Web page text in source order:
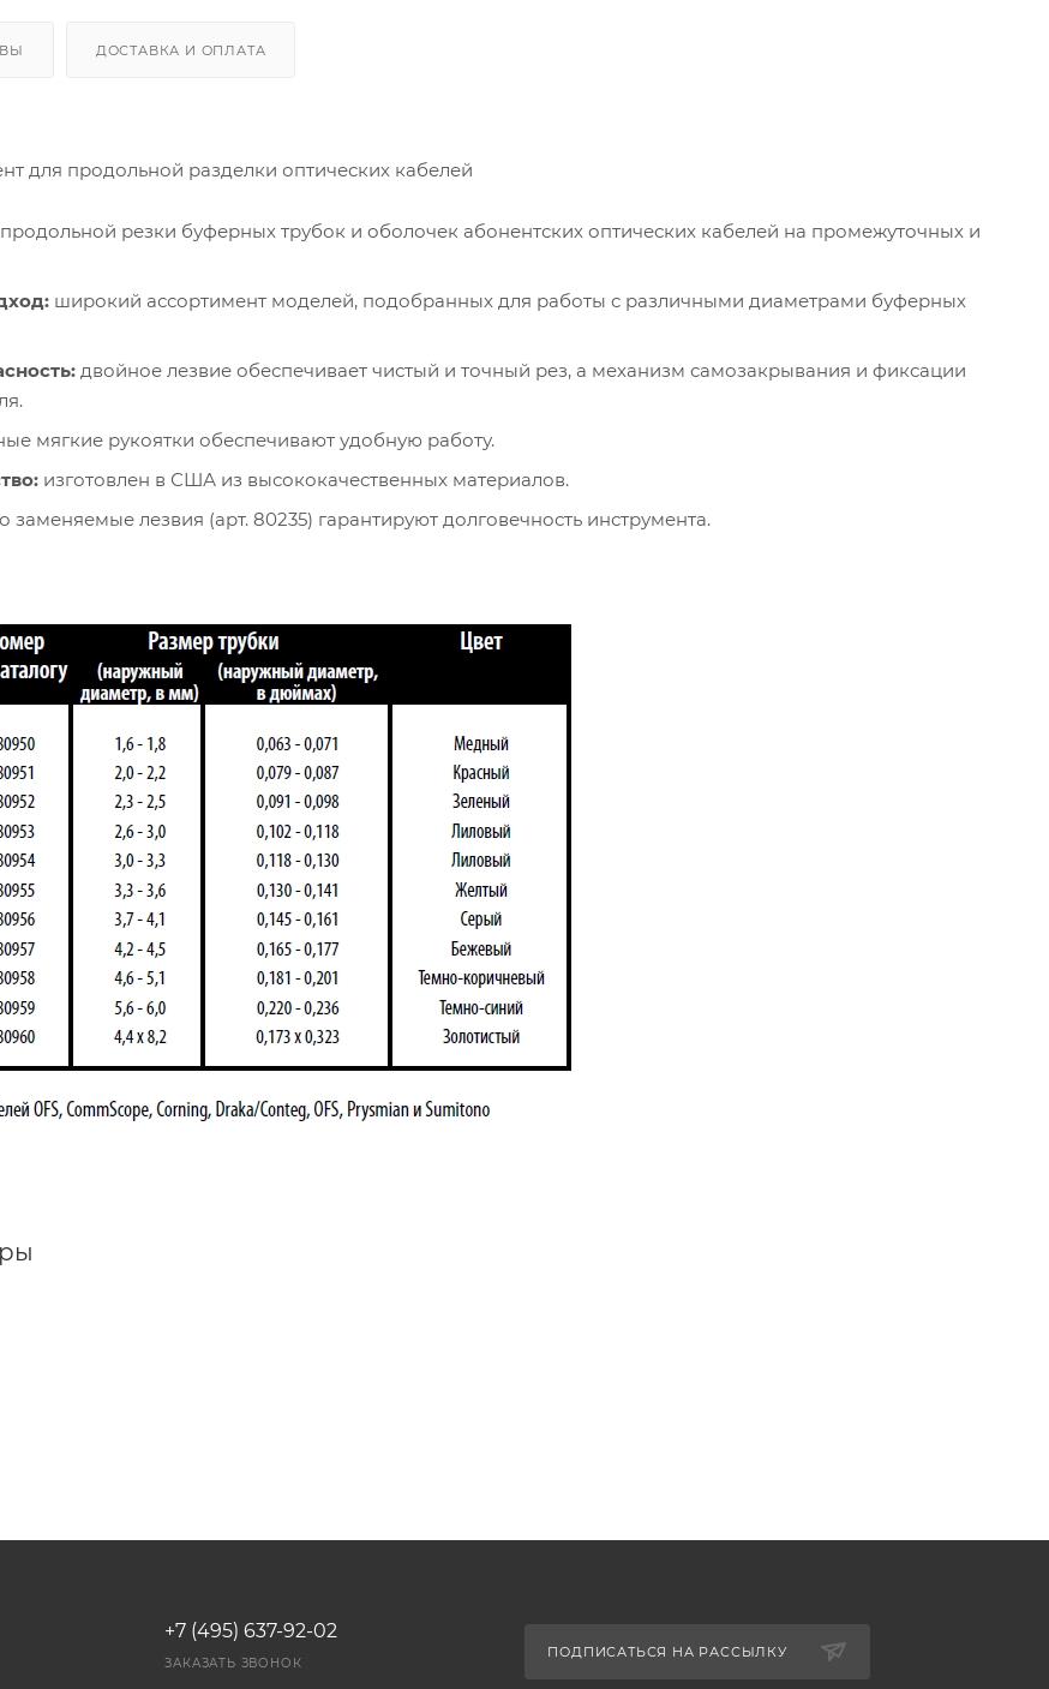
ДОСТАВКА И ОПЛАТА
для продольной разделки оптических кабелей
резки буферных трубок и оболочек абонентских оптических кабелей на промежуточных и
широкий ассортимент моделей, подобранных для работы с различными диаметрами буферных
двойное лезвие обеспечивает чистый и точный рез, а механизм самозакрывания и фиксации
мягкие рукоятки обеспечивают удобную работу.
изготовлен в США из высококачественных материалов.
заменяемые лезвия (арт. 80235) гарантируют долговечность инструмента.
+7 (495) 637-92-02
ЗАКАЗАТЬ ЗВОНОК
ПОДПИСАТЬСЯ НА РАССЫЛКУ